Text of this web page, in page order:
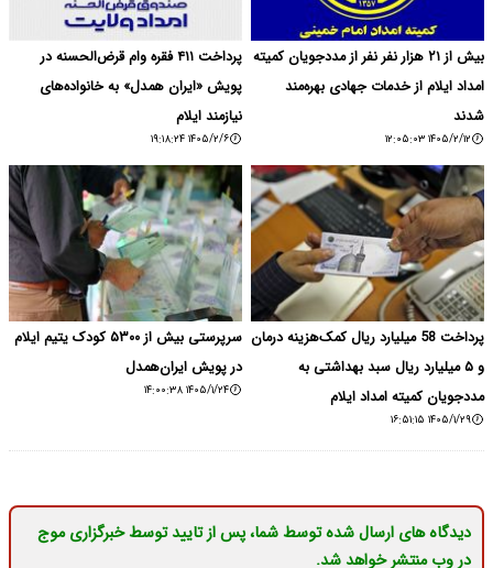
بیش از ۲۱ هزار نفر نفر از مددجویان کمیته
امداد ایلام از خدمات جهادی بهره‌مند
شدند
۱۴۰۵/۲/۱۲ ۱۲:۰۵:۰۳
پرداخت ۴۱۱ فقره وام قرض‌الحسنه در
پویش «ایران همدل» به خانواده‌های
نیازمند ایلام
۱۴۰۵/۲/۶ ۱۹:۱۸:۲۴
پرداخت 58 میلیارد ریال کمک‌هزینه درمان
و ۵ میلیارد ریال سبد بهداشتی به
مددجویان کمیته امداد ایلام
۱۴۰۵/۱/۲۹ ۱۶:۵۱:۱۵
سرپرستی بیش از ۵۳۰۰ کودک یتیم ایلام
در پویش ایران‌همدل
۱۴۰۵/۱/۲۴ ۱۴:۰۰:۳۸
دیدگاه های ارسال شده توسط شما، پس از تایید توسط خبرگزاری موج
در وب منتشر خواهد شد.